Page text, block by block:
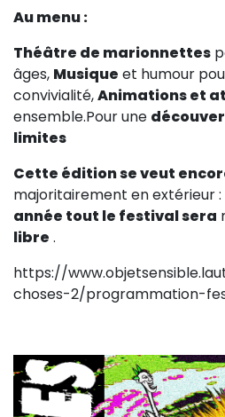
Sur l’étagère
(Documents, études,
Au menu :
Théâtre de marionnettes
âges, Musique et humour
convivialité,Animations et
ensemble.Pour une
limites
Cette édition se veut
majoritairement en extérieur :
année tout le festival sera
libre .
https://
choses-2/programmation-